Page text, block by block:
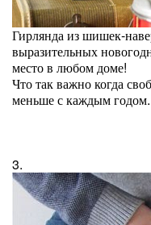
Гирлянда из шишек-
выразительных
место в любом доме!
Что так важно когда
меньше с каждым
3.